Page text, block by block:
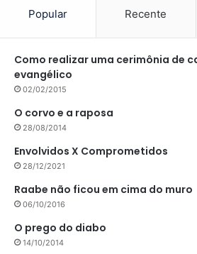
Popular Recente
Como realizar uma cerimônia de
evangélico
02/02/2015
O corvo e a raposa
28/08/2014
Envolvidos X Comprometidos
28/12/2021
Raabe não ficou em cima do muro
06/10/2016
O prego do diabo
14/10/2014